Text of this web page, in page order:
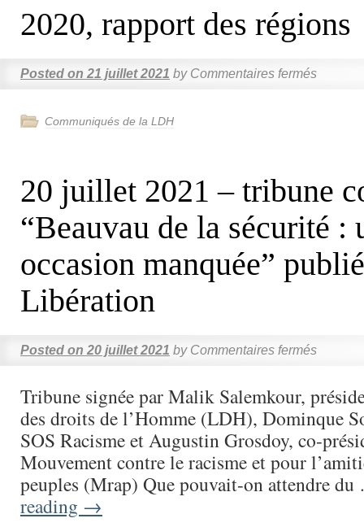
2020, rapport des régions
Posted on 21 juillet 2021 by Commentaires fermés
Communiqués de la LDH
20 juillet 2021 – tribune
“Beauvau de la sécurité :
occasion manquée”
Libération
Posted on 20 juillet 2021 by Commentaires fermés
Tribune signée par Malik Salemkour,
des droits de l’Homme (LDH), Dominque
SOS Racisme et Augustin Grosdoy, co-
Mouvement contre le racisme et pour
peuples (Mrap) Que pouvait-on attendre
reading →